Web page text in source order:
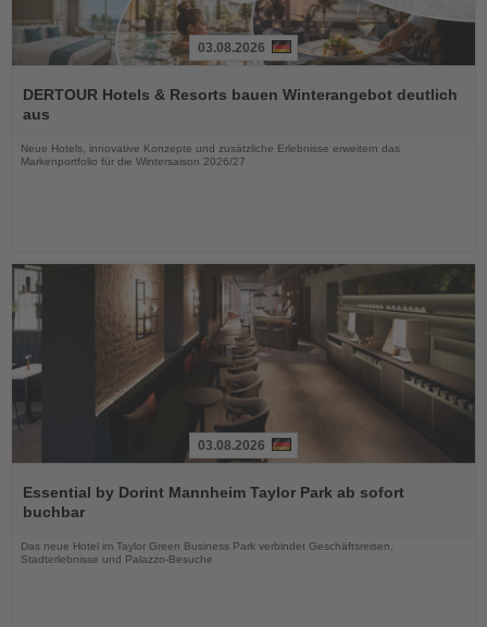
Sie
die
03.08.2026
DERTOUR Hotels & Resorts bauen Winterangebot deutlich
aus
Neue Hotels, innovative Konzepte und zusätzliche Erlebnisse erweitern das
Markenportfolio für die Wintersaison 2026/27
Sie
die
03.08.2026
Essential by Dorint Mannheim Taylor Park ab sofort
buchbar
Das neue Hotel im Taylor Green Business Park verbindet Geschäftsreisen,
Stadterlebnisse und Palazzo-Besuche